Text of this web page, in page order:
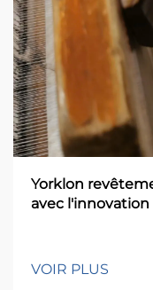
Yorklon
avec l'innovation
VOIR PLUS